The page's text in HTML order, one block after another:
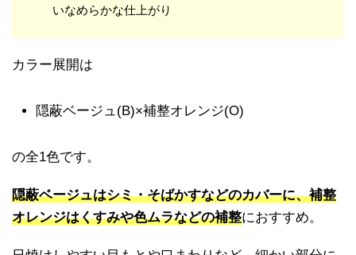
いなめらかな仕上がり
カラー展開は
隠蔽ベージュ(B)×補整オレンジ(O)
の全1色です。
隠蔽ベージュはシミ・そばかすなどのカバーに、補整
オレンジはくすみや色ムラなどの補整におすすめ。